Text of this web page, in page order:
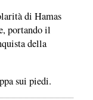
di Hamas
portando il
della
sui piedi.